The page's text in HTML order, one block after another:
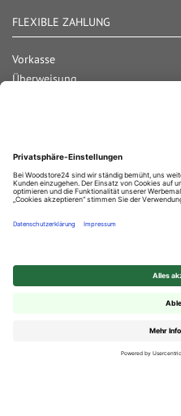
FLEXIBLE ZAHLUNG
Vorkasse
Überweisung
Kreditkarte
Paypal
Bar bei Abholung
Bewertungsgrundlage des